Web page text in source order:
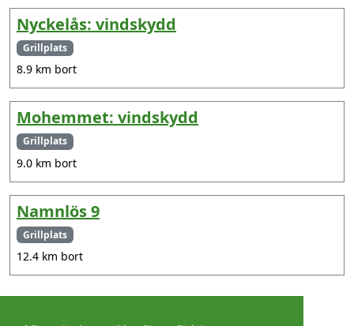
Nyckelås: vindskydd
Grillplats
8.9 km bort
Mohemmet: vindskydd
Grillplats
9.0 km bort
Namnlös 9
Grillplats
12.4 km bort